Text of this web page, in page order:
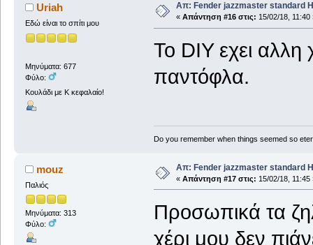
Uriah
Εδώ είναι το σπίτι μου
Μηνύματα: 677
Φύλο:
Κουλάδι με Κ κεφαλαίο!
Απ: Fender jazzmaster standard
« Απάντηση #16 στις: 15/02/18, 11:40
Το DIY εχει αλλη
παντόφλα.
Do you remember when things seemed so
mouz
Παλιός
Μηνύματα: 313
Φύλο:
Απ: Fender jazzmaster standard
« Απάντηση #17 στις: 15/02/18, 11:45
Προσωπικά τα
χέρι μου δεν